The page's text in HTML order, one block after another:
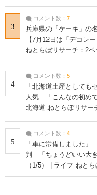
3
コメント数： 7
兵庫県の「ケーキ」の
【7月12日は「デコレ
ねとらぼリサーチ：2ペ
4
コメント数： 5
「北海道土産としても
人気 「こんなの初め
北海道 ねとらぼリサー
5
コメント数： 4
「車に常備しました
判 「ちょうどいい大
（1/5） | ライフ ねと